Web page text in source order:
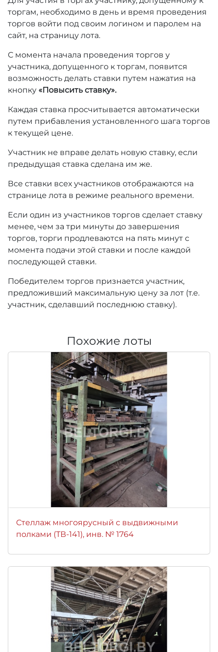
торгам, необходимо в день и время проведения
торгов войти под своим логином и паролем на
сайт, на страницу лота.
С момента начала проведения торгов у
участника, допущенного к торгам, появится
возможность делать ставки путем нажатия на
кнопку «Повысить ставку».
Каждая ставка просчитывается автоматически
путем прибавления установленного шага торгов
к текущей цене.
Участник не вправе делать новую ставку, если
предыдущая ставка сделана им же.
Все ставки всех участников отображаются на
странице лота в режиме реального времени.
Если один из участников торгов сделает ставку
менее, чем за три минуты до завершения
торгов, торги продлеваются на пять минут с
момента подачи этой ставки и после каждой
последующей ставки.
Победителем торгов признается участник,
предложивший максимальную цену за лот (т.е.
участник, сделавший последнюю ставку).
Похожие лоты
Стеллаж многоярусный с выдвижными
полками (ТВ-141), инв. № 1764